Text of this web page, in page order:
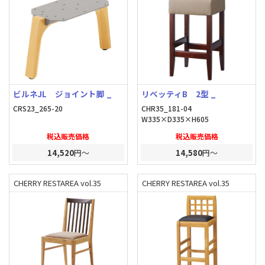
ビルネJL ジョイント脚 _
CRS23_265-20
税込販売価格
14,520円～
リベッティB 2型 _
CHR35_181-04
W335×D335×H605
税込販売価格
14,580円～
CHERRY RESTAREA vol.35 CHERRY RESTAREA vol.35